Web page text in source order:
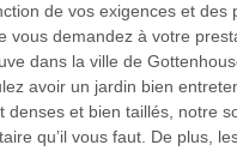
de vos exigences et des
vous demandez à votre
dans la ville de
avoir un jardin bien
denses et bien taillés, notre
qu’il vous faut. De plus,